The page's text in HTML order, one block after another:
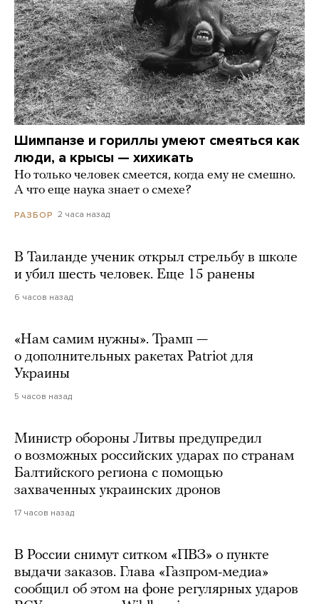
Шимпанзе и гориллы умеют смеяться как
люди, а крысы — хихикать
Но только человек смеется, когда ему не смешно.
А что еще наука знает о смехе?
РАЗБОР 2 часа назад
В Таиланде ученик открыл стрельбу в школе
и убил шесть человек. Еще 15 ранены
6 часов назад
«Нам самим нужны». Трамп —
о дополнительных ракетах Patriot для
Украины
5 часов назад
Министр обороны Литвы предупредил
о возможных российских ударах по странам
Балтийского региона с помощью
захваченных украинских дронов
17 часов назад
В России снимут ситком «ПВЗ» о пункте
выдачи заказов. Глава «Газпром-медиа»
сообщил об этом на фоне регулярных ударов